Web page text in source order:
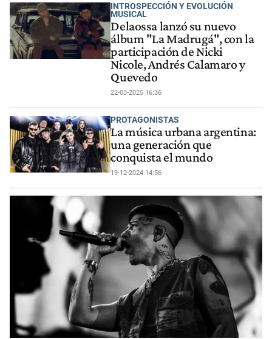
INTROSPECCIÓN Y EVOLUCIÓN
MUSICAL
Delaossa lanzó su nuevo
álbum "La Madrugá", con la
participación de Nicki
Nicole, Andrés Calamaro y
Quevedo
22-03-2025 16:36
PROTAGONISTAS
La música urbana argentina:
una generación que
conquista el mundo
19-12-2024 14:56